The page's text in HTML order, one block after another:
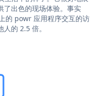
了出色的现场体验。事实
的 powr 应用程序交互的访
的 2.5 倍。